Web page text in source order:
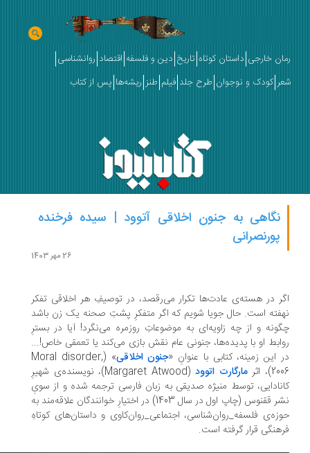
خارجی داستان کوتاه تاریخ دین و فلسفه اقتصاد روانشناسی
کودک و نوجوان طرح جلد فیلم طنز ریشه‌ها پس از کتاب
نگاهی به جنون اخلاقی آتوود | سیده فرخنده
پورنصرانی
در هسته‌ی عادت‌ها تکرار می‌رقصد، در توصیفِ هر اخلاقی‌ تفکر
است. حال جویا شویم که اگر متفکرِ پشتِ صحنه یک زن باشد
و از چه زاویه‌ای به موضوعاتِ روزمره می‌نگرد! آیا در بسترِ
او با پدیده‌ها، جنونی عام نقش بازی می‌کند یا تعمقی خاص!...
این زمینه، کتابی با عنوانِ «جنون اخلاقی
» (Moral disorder,
مارگارت اتوود
(Margaret Atwood)، نویسنده‌ی شهیرِ
توسط منیژه صدیقی به زبان فارسی ترجمه شده و از سویِ
نشر ققنوس (چاپ اول در سال 1403) در اختیارِ خوانندگان علاقه‌مند به
فلسفه_روان‌شناسی، اجتماعی_روان‌کاوی و داستان‌های کوتاهِ
قرار گرفته است.